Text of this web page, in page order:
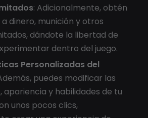
: Adicionalmente, obtén
dinero, munición y otros
dándote la libertad de
dentro del juego.
Personalizadas del
puedes modificar las
apariencia y habilidades de tu
unos pocos clics,